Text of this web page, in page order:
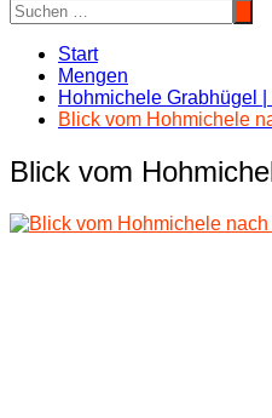
Start
Mengen
Hohmichele Grabhügel
Blick vom Hohmichele
Blick vom